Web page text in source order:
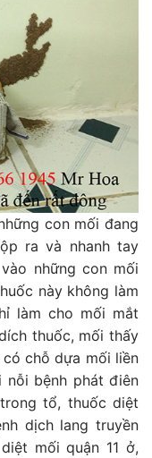
con mối đang
ra và nhanh tay
những con mối
này không làm
làm cho mối mắt
thuốc, mối thấy
chỗ dựa mối liền
nỗi bệnh phát điên
tổ, thuốc diệt
dịch lang truyền
mối quận 11 ở,